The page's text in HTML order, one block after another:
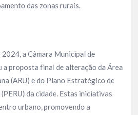
das zonas rurais.
a Câmara Municipal de
a proposta final de alteração da Área
(ARU) e do Plano Estratégico de
da cidade. Estas iniciativas
urbano, promovendo a